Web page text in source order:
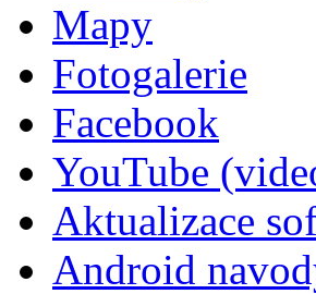
Mapy
Fotogalerie
Facebook
YouTube
Aktualizace
Android